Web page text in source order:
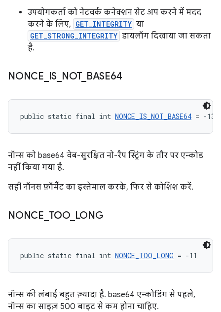
उपयोगकर्ता को नेटवर्क कनेक्शन सेट अप करने में मदद
करने के लिए, GET_INTEGRITY या
GET_STRONG_INTEGRITY डायलॉग दिखाया जा सकता
है.
NONCE IS NOT_ BASE64
public static final int NONCE_IS_NOT_BASE64 = -13
नॉन्स को base64 वेब-सुरक्षित नो-रैप स्ट्रिंग के तौर पर एन्कोड
नहीं किया गया है.
सही नॉनस फ़ॉर्मैट का इस्तेमाल करके, फिर से कोशिश करें.
NONCE TOO_ LONG
public static final int NONCE_TOO_LONG = -11
नॉन्स की लंबाई बहुत ज़्यादा है. base64 एन्कोडिंग से पहले,
नॉन्स का साइज़ 500 बाइट से कम होना चाहिए.